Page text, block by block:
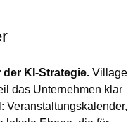
KI-Strategie. Village
das Unternehmen klar
Veranstaltungskalender,